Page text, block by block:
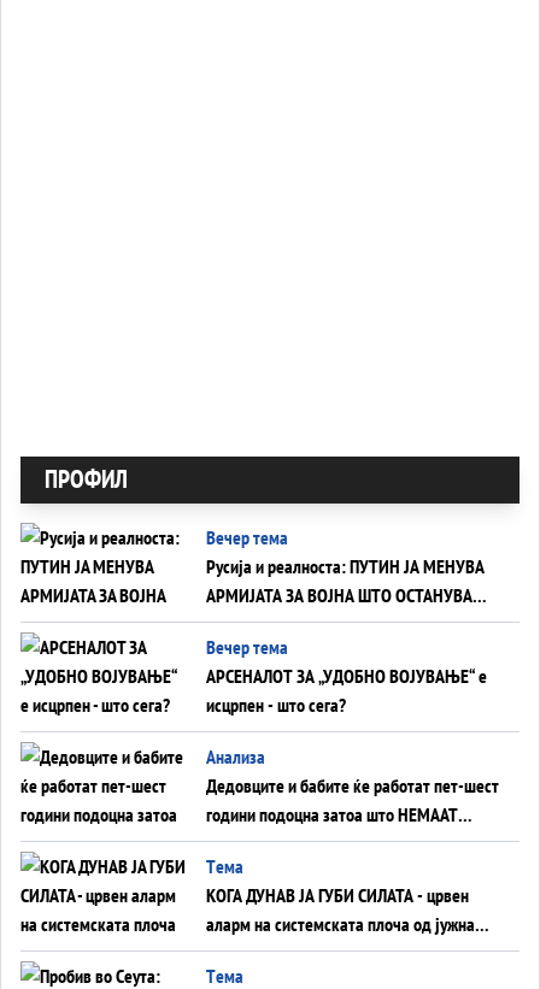
ПРОФИЛ
Вечер тема
Русија и реалноста: ПУТИН ЈА МЕНУВА
АРМИЈАТА ЗА ВОЈНА ШТО ОСТАНУВА
БЕЗ ФРОНТ
Вечер тема
АРСЕНАЛОТ ЗА „УДОБНО ВОЈУВАЊЕ“ е
исцрпен - што сега?
Анализа
Дедовците и бабите ќе работат пет-шест
години подоцна затоа што НЕМААТ
ВНУЦИ ДА ГИ ЗАМЕНАТ
Tема
КОГА ДУНАВ ЈА ГУБИ СИЛАТА - црвен
аларм на системската плоча од јужна
Германија до Црното Море...
Tема